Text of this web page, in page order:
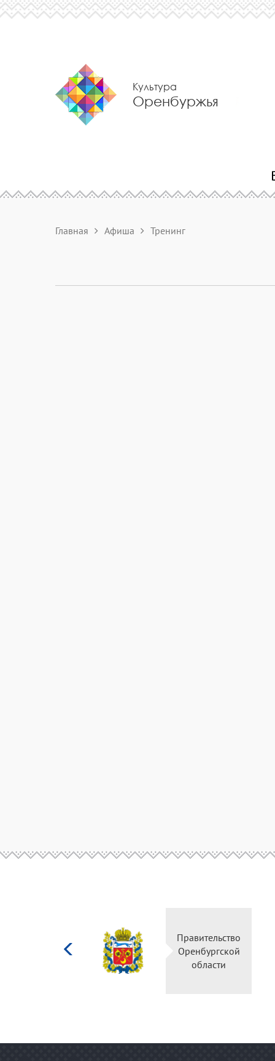
Культура
Оренбуржья
Главная Афиша Тренинг
Российской
Правительство
Оренбургской
области